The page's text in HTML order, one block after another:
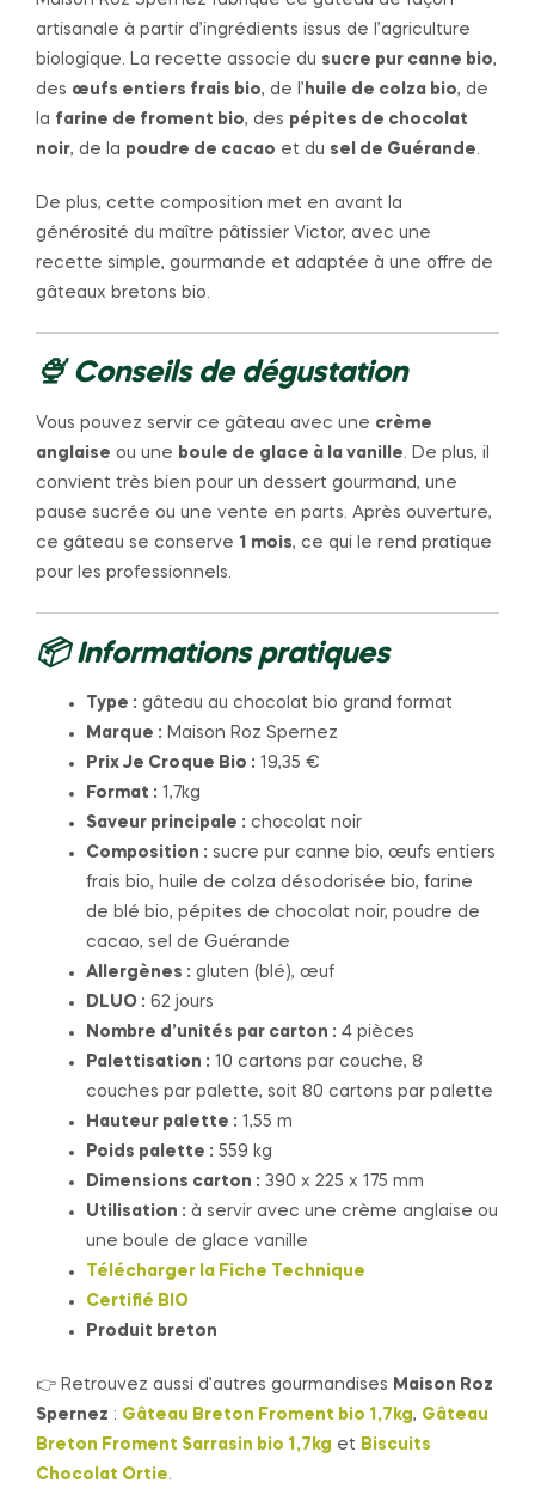
artisanale à partir d’ingrédients issus de l’agriculture
biologique. La recette associe du sucre pur canne bio,
des œufs entiers frais bio, de l’huile de colza bio, de
la farine de froment bio, des pépites de chocolat
noir, de la poudre de cacao et du sel de Guérande.
De plus, cette composition met en avant la
générosité du maître pâtissier Victor, avec une
recette simple, gourmande et adaptée à une offre de
gâteaux bretons bio.
🍨 Conseils de dégustation
Vous pouvez servir ce gâteau avec une crème
anglaise ou une boule de glace à la vanille. De plus, il
convient très bien pour un dessert gourmand, une
pause sucrée ou une vente en parts. Après ouverture,
ce gâteau se conserve 1 mois, ce qui le rend pratique
pour les professionnels.
📦 Informations pratiques
Type : gâteau au chocolat bio grand format
Marque : Maison Roz Spernez
Prix Je Croque Bio : 19,35 €
Format : 1,7kg
Saveur principale : chocolat noir
Composition : sucre pur canne bio, œufs entiers
frais bio, huile de colza désodorisée bio, farine
de blé bio, pépites de chocolat noir, poudre de
cacao, sel de Guérande
Allergènes : gluten (blé), œuf
DLUO : 62 jours
Nombre d’unités par carton : 4 pièces
Palettisation : 10 cartons par couche, 8
couches par palette, soit 80 cartons par palette
Hauteur palette : 1,55 m
Poids palette : 559 kg
Dimensions carton : 390 x 225 x 175 mm
Utilisation : à servir avec une crème anglaise ou
une boule de glace vanille
Télécharger la Fiche Technique
Certifié BIO
Produit breton
👉 Retrouvez aussi d’autres gourmandises Maison Roz
Spernez : Gâteau Breton Froment bio 1,7kg, Gâteau
Breton Froment Sarrasin bio 1,7kg et Biscuits
Chocolat Ortie.